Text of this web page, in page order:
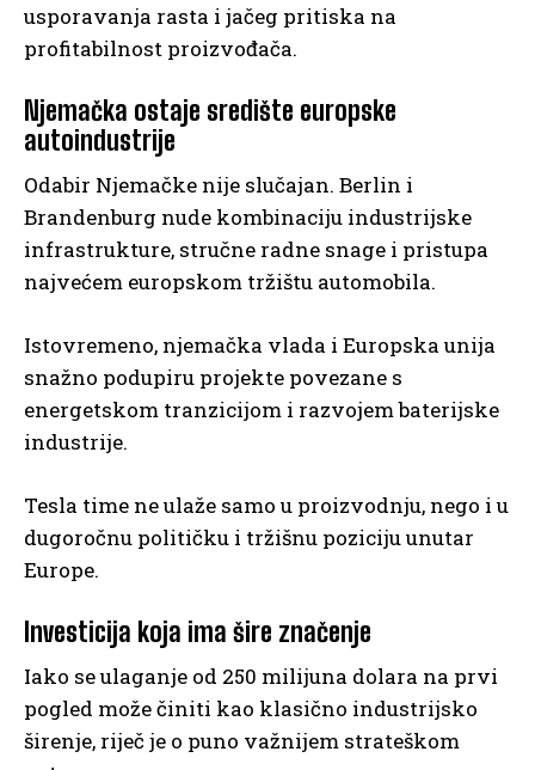
usporavanja rasta i jačeg pritiska na
profitabilnost proizvođača.
Njemačka ostaje središte europske
autoindustrije
Odabir Njemačke nije slučajan. Berlin i
Brandenburg nude kombinaciju industrijske
infrastrukture, stručne radne snage i pristupa
najvećem europskom tržištu automobila.
Istovremeno, njemačka vlada i Europska unija
snažno podupiru projekte povezane s
energetskom tranzicijom i razvojem baterijske
industrije.
Tesla time ne ulaže samo u proizvodnju, nego i u
dugoročnu političku i tržišnu poziciju unutar
Europe.
Investicija koja ima šire značenje
Iako se ulaganje od 250 milijuna dolara na prvi
pogled može činiti kao klasično industrijsko
širenje, riječ je o puno važnijem strateškom